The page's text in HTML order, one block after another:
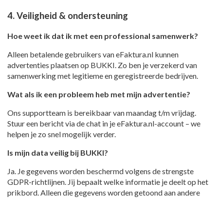
4. Veiligheid & ondersteuning
Hoe weet ik dat ik met een professional samenwerk?
Alleen betalende gebruikers van eFaktura.nl kunnen
advertenties plaatsen op BUKKI. Zo ben je verzekerd van
samenwerking met legitieme en geregistreerde bedrijven.
Wat als ik een probleem heb met mijn advertentie?
Ons supportteam is bereikbaar van maandag t/m vrijdag.
Stuur een bericht via de chat in je eFaktura.nl-account – we
helpen je zo snel mogelijk verder.
Is mijn data veilig bij BUKKI?
Ja. Je gegevens worden beschermd volgens de strengste
GDPR-richtlijnen. Jij bepaalt welke informatie je deelt op het
prikbord. Alleen die gegevens worden getoond aan andere